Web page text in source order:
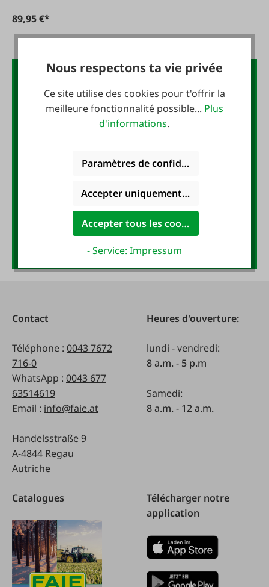
89,95 €*
La lettre d'information FAIE :
10 € de bon d'achat
bon d'achat de 10 EUR !
Adresse e-mail*
Anmelden
Contact
Téléphone : 0043 7672
716-0
WhatsApp : 0043 677
63514619
Email : info@faie.at
Handelsstraße 9
A-4844 Regau
Autriche
Heures d'ouverture:
lundi - vendredi:
8 a.m. - 5 p.m
Samedi:
8 a.m. - 12 a.m.
Catalogues
Télécharger notre
application
Nous respectons ta vie privée
Ce site utilise des cookies pour t'offrir la
meilleure fonctionnalité possible... Plus
d'informations.
Paramètres de confidentialité
Accepter uniquement les cookies
Accepter tous les cookies
- Service: Impressum